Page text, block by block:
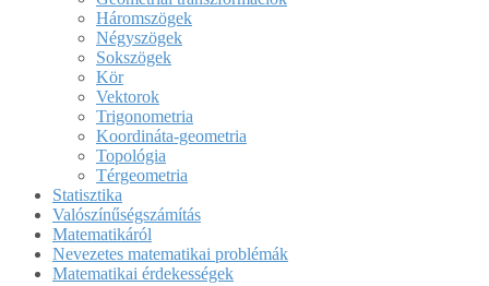
Háromszögek
Négyszögek
Sokszögek
Kör
Vektorok
Trigonometria
Koordináta-geometria
Topológia
Térgeometria
Statisztika
Valószínűségszámítás
Matematikáról
Nevezetes matematikai problémák
Matematikai érdekességek